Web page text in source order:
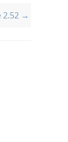
2.52 →